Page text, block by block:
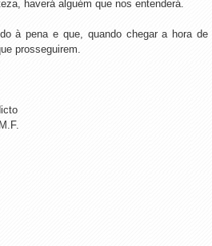
haverá alguém que nos entenderá.
à pena e que, quando chegar a hora de
prosseguirem.